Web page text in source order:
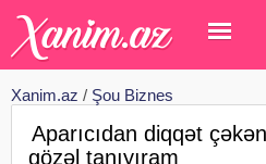
Xanim.az / Şou Biznes
Aparıcıdan diqqət
gözəl tanıyıram